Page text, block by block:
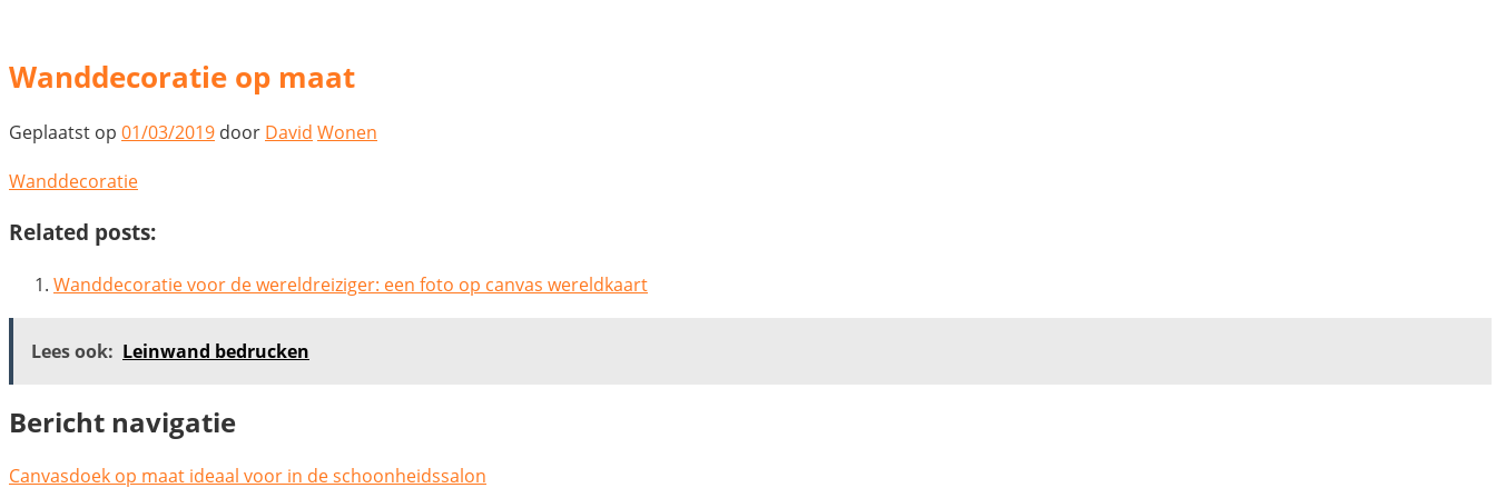
Wanddecoratie op maat
Geplaatst op 01/03/2019 door David Wonen
Wanddecoratie
Related posts:
Wanddecoratie voor de wereldreiziger: een foto op canvas wereldkaart
Lees ook: Leinwand bedrucken
Bericht navigatie
Canvasdoek op maat ideaal voor in de schoonheidssalon